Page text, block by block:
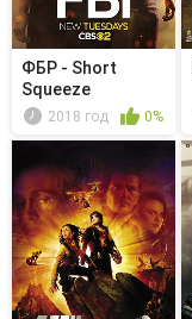
ФБР - Short
Squeeze
2018 год 0%